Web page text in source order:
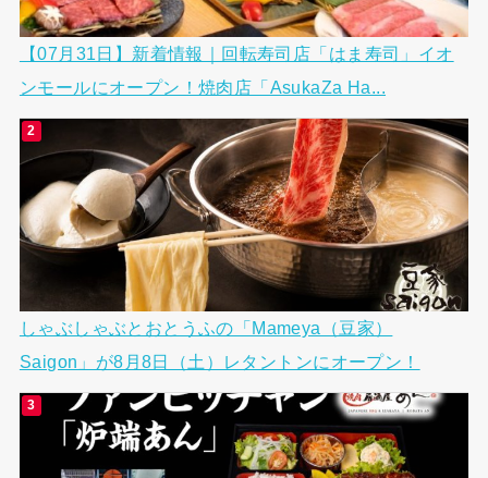
【07月31日】新着情報｜回転寿司店「はま寿司」イオ
ンモールにオープン！焼肉店「AsukaZa Ha...
しゃぶしゃぶとおとうふの「Mameya（豆家）
Saigon」が8月8日（土）レタントンにオープン！